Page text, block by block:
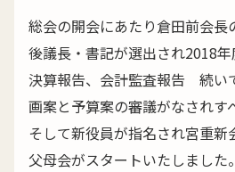
総会の開会にあたり倉田前会長
後議長・書記が選出され2018
決算報告、会計監査報告 続い
画案と予算案の審議がなされす
そして新役員が指名され宮重
父母会がスタートいたしました。